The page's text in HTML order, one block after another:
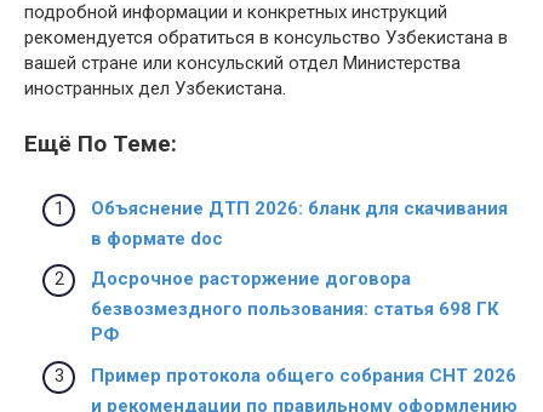
подробной информации и конкретных инструкций
рекомендуется обратиться в консульство Узбекистана в
вашей стране или консульский отдел Министерства
иностранных дел Узбекистана.
Ещё По Теме:
Объяснение ДТП 2026: бланк для скачивания
в формате doc
Досрочное расторжение договора
безвозмездного пользования: статья 698 ГК
РФ
Пример протокола общего собрания СНТ 2026
и рекомендации по правильному оформлению